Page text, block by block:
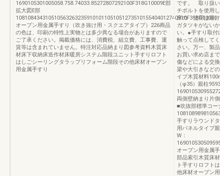
1690105301005058.758.74033.85272807292100F318G10009E部
拡大図E部
1081084343105105632632359101011051051273510155404012740910F318G10010
オープン用金属手すり（吹き抜け用・スクエアタイプ）226商品
の色は、印刷の特性上実物とは多少異なる場合がありますので
ご了承ください。掲載価格には、消費税、組立費、工事費、運
賃等は含まれていません。特注対応品納まり図参考資料木質床
材床下収納床造作材床暖房システム階段ユニット手すりロフト
はしごシーリングタラップリフォーム階段その他床材オープン
用金属手すり
です。 取り扱い
チボルトを使用
床の 使用は避け
ガタツキがない
い。●手すり取付
触って点検して
さい。万一、製
お買い求め店ま
傷などによる交
梁や大引きなど
イプ木質材料
（φ35）親柱
両側壁納まり片
■吹抜部標準コー
手すりラウンド
用パネルタイプ
W：
オープン用金属
部品索引木質床
ト手すりロフト
他床材オープン